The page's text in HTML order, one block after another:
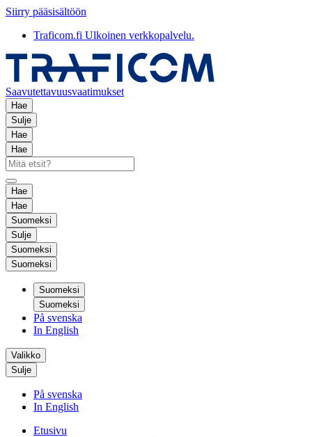
Siirry pääsisältöön
Traficom.fi Ulkoinen verkkopalvelu.
Saavutettavuusvaatimukset
Hae
Sulje
Hae
Hae
Hae
Hae
Suomeksi
Sulje
Suomeksi
Suomeksi
Suomeksi
Suomeksi
På svenska
In English
Valikko
Sulje
På svenska
In English
Etusivu